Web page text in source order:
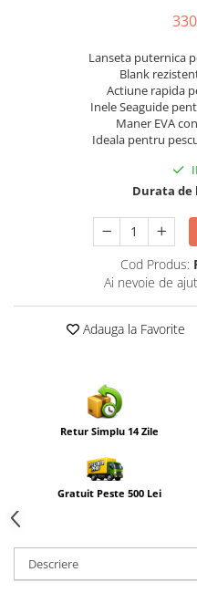
Lanseta puternica
Blank
Actiune rapida
Inele Seaguide
Maner EVA
Ideala pentru
Durata de
Cod Produs:
Ai nevoie de
Adauga la Favorite
Retur Simplu 14 Zile
Gratuit Peste 500 Lei
Descriere